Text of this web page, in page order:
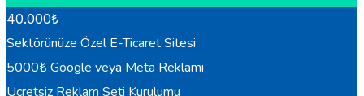
40.000₺
Sektörünüze Özel E-Ticaret Sitesi
5000₺ Google veya Meta Reklamı
Ücretsiz Reklam Seti Kurulumu